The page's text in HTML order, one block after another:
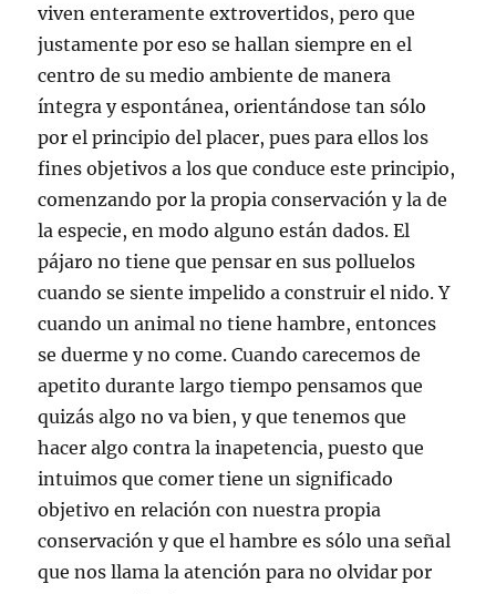
viven enteramente extrovertidos, pero que
justamente por eso se hallan siempre en el
centro de su medio ambiente de manera
íntegra y espontánea, orientándose tan sólo
por el principio del placer, pues para ellos los
fines objetivos a los que conduce este principio,
comenzando por la propia conservación y la de
la especie, en modo alguno están dados. El
pájaro no tiene que pensar en sus polluelos
cuando se siente impelido a construir el nido. Y
cuando un animal no tiene hambre, entonces
se duerme y no come. Cuando carecemos de
apetito durante largo tiempo pensamos que
quizás algo no va bien, y que tenemos que
hacer algo contra la inapetencia, puesto que
intuimos que comer tiene un significado
objetivo en relación con nuestra propia
conservación y que el hambre es sólo una señal
que nos llama la atención para no olvidar por